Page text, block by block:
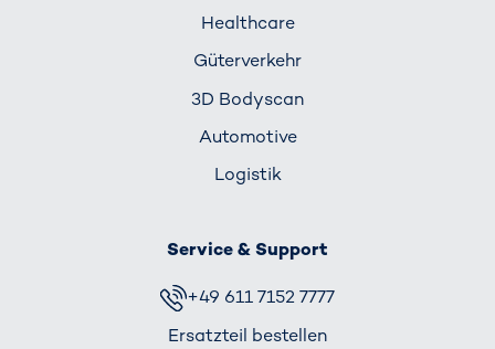
Healthcare
Güterverkehr
3D Bodyscan
Automotive
Logistik
Service & Support
+49 611 7152 7777
Ersatzteil bestellen